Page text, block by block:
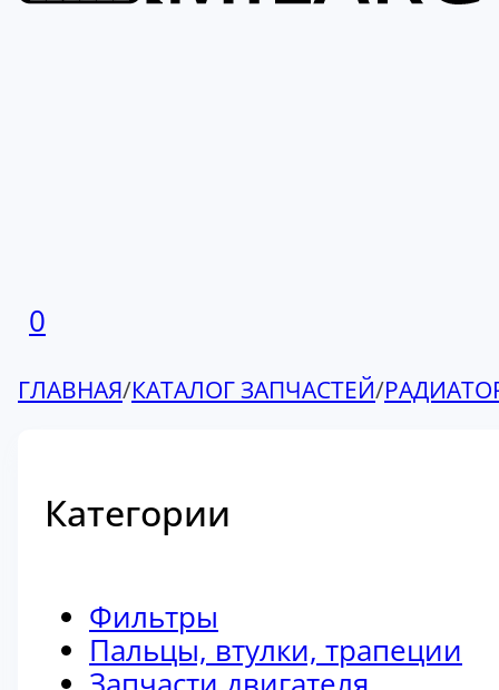
0
ГЛАВНАЯ/КАТАЛОГ ЗАПЧАСТЕЙ/
Категории
Фильтры
Пальцы, втулки, трапеции